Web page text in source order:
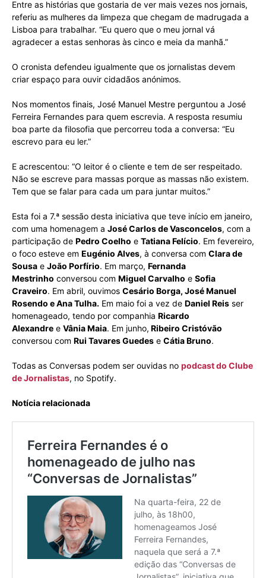
Entre as histórias que gostaria de ver mais vezes nos jornais,
referiu as mulheres da limpeza que chegam de madrugada a
Lisboa para trabalhar. “Eu quero que o meu jornal vá
agradecer a estas senhoras às cinco e meia da manhã.”
O cronista defendeu igualmente que os jornalistas devem
criar espaço para ouvir cidadãos anónimos.
Nos momentos finais, José Manuel Mestre perguntou a José
Ferreira Fernandes para quem escrevia. A resposta resumiu
boa parte da filosofia que percorreu toda a conversa: “Eu
escrevo para eu ler.”
E acrescentou: “O leitor é o cliente e tem de ser respeitado.
Não se escreve para massas porque as massas não existem.
Tem que se falar para cada um para juntar muitos.”
Esta foi a 7.ª sessão desta iniciativa que teve início em janeiro,
com uma homenagem a José Carlos de Vasconcelos, com a
participação de Pedro Coelho e Tatiana Felício. Em fevereiro,
o foco esteve em Eugénio Alves, à conversa com Clara de
Sousa e João Porfírio. Em março, Fernanda
Mestrinho conversou com Miguel Carvalho e Sofia
Craveiro. Em abril, ouvimos Cesário Borga, José Manuel
Rosendo e Ana Tulha. Em maio foi a vez de Daniel Reis ser
homenageado, tendo por companhia Ricardo
Alexandre e Vânia Maia. Em junho, Ribeiro Cristóvão
conversou com Rui Tavares Guedes e Cátia Bruno.
Todas as Conversas podem ser ouvidas no podcast do Clube
de Jornalistas, no Spotify.
Notícia relacionada